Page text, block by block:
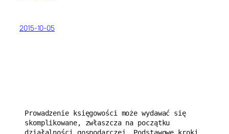
2015-10-05
Prowadzenie księgowości może wydawać się
skomplikowane, zwłaszcza na początku